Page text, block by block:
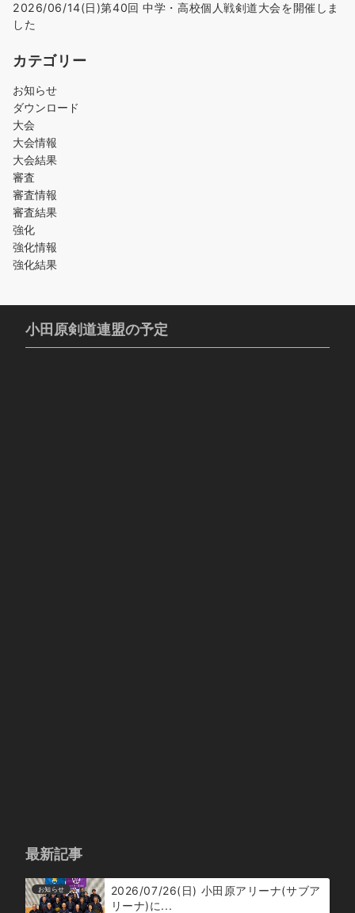
2026/06/14(日)第40回 中学・高校個人戦剣道大会を開催しま
した
カテゴリー
お知らせ
ダウンロード
大会
大会情報
大会結果
審査
審査情報
審査結果
強化
強化情報
強化結果
小田原剣道連盟の予定
最新記事
お知らせ
2026/07/26(日) 小田原アリーナ(サブア
リーナ)に...